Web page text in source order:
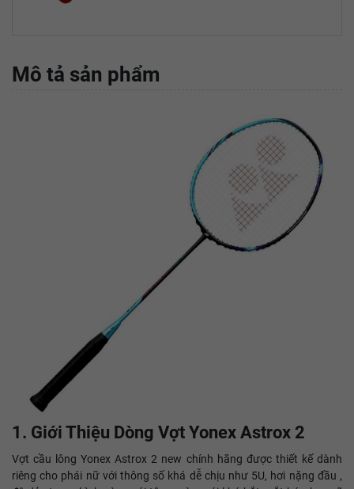
Mô tả sản phẩm
1. Giới Thiệu Dòng Vợt Yonex Astrox 2
Vợt cầu lông Yonex Astrox 2 new chính hãng được thiết kế dành
riêng cho phái nữ với thông số khá dễ chịu như 5U, hơi nặng đầu ,